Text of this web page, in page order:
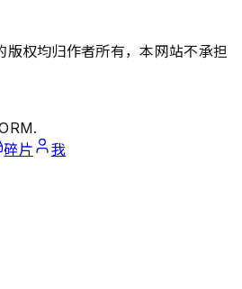
版权均归作者所有，本网站不承担
碎片 我